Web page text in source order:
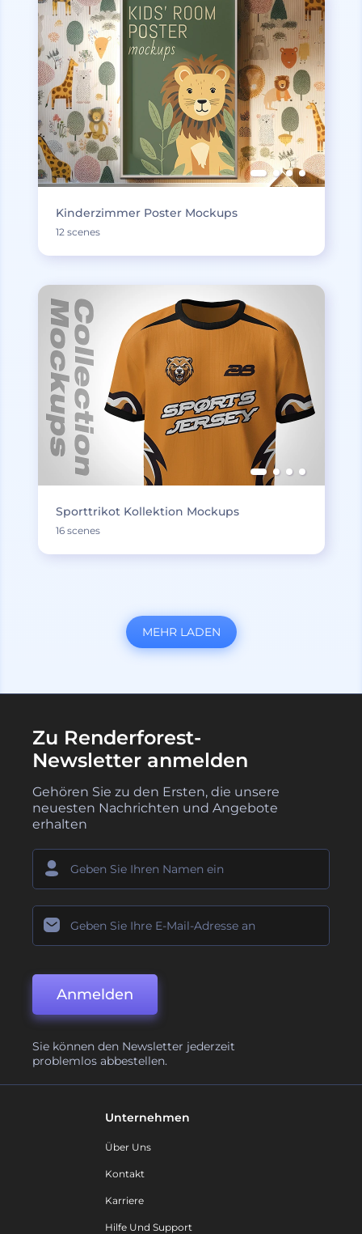
Kinderzimmer Poster Mockups
12 scenes
Sporttrikot Kollektion Mockups
16 scenes
MEHR LADEN
Zu Renderforest-
Newsletter anmelden
Gehören Sie zu den Ersten, die unsere
neuesten Nachrichten und Angebote
erhalten
Anmelden
Sie können den Newsletter jederzeit
problemlos abbestellen.
Unternehmen
Über Uns
Kontakt
Karriere
Hilfe Und Support